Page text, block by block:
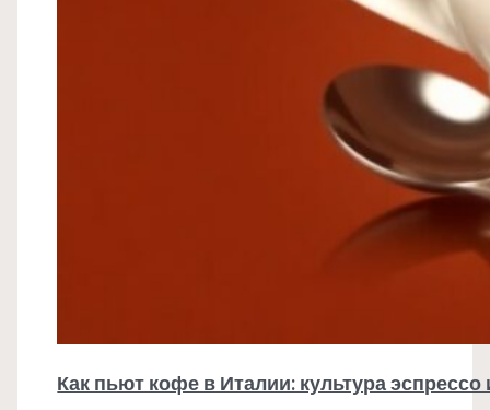
Как пьют кофе в Италии: культура эспрессо